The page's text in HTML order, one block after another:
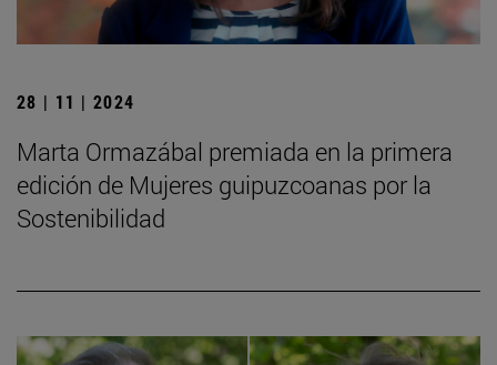
28 | 11 | 2024
Marta Ormazábal premiada en la primera
edición de Mujeres guipuzcoanas por la
Sostenibilidad